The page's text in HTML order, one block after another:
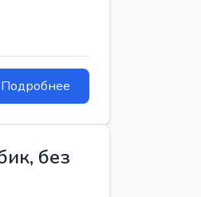
Подробнее
без